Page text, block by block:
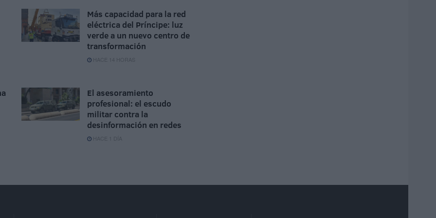
Más capacidad para la red
eléctrica del Príncipe: luz
verde a un nuevo centro de
transformación
HACE 14 HORAS
El asesoramiento
profesional: el escudo
militar contra la
desinformación en redes
HACE 1 DÍA